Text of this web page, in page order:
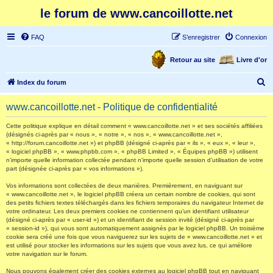
le forum de www.cancoillotte.net
FAQ Connexion
S’enregistrer
Livre d'or
Retour au site
Index du forum
e
www.cancoillotte.net - Politique de confidentialité
Cette politique explique en détail comment « www.cancoillotte.net » et ses sociétés affiliées
(désignés ci-après par « nous », « notre », « nos », « www.cancoillotte.net »,
« http://forum.cancoillotte.net ») et phpBB (désigné ci-après par « ils », « eux », « leur »,
« logiciel phpBB », « www.phpbb.com », « phpBB Limited », « Équipes phpBB ») utilisent
n’importe quelle information collectée pendant n’importe quelle session d’utilisation de votre
part (désignée ci-après par « vos informations »).
Vos informations sont collectées de deux manières. Premièrement, en naviguant sur
« www.cancoillotte.net », le logiciel phpBB créera un certain nombre de cookies, qui sont
des petits fichiers textes téléchargés dans les fichiers temporaires du navigateur Internet de
votre ordinateur. Les deux premiers cookies ne contiennent qu’un identifiant utilisateur
(désigné ci-après par « user-id ») et un identifiant de session invité (désigné ci-après par
« session-id »), qui vous sont automatiquement assignés par le logiciel phpBB. Un troisième
cookie sera créé une fois que vous naviguerez sur les sujets de « www.cancoillotte.net » et
est utilisé pour stocker les informations sur les sujets que vous avez lus, ce qui améliore
votre navigation sur le forum.
Nous pouvons également créer des cookies externes au logiciel phpBB tout en naviguant